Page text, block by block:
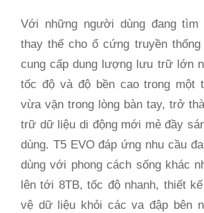
Với những người dùng đang tìm
thay thế cho ổ cứng truyền
cung cấp dung lượng lưu trữ lớn
tốc độ và độ bền cao trong một
vừa vặn trong lòng bàn tay, trở
trữ dữ liệu di động mới mẻ đầy
dùng. T5 EVO đáp ứng nhu cầu
dùng với phong cách sống khác
lên tới 8TB, tốc độ nhanh, thiết
vệ dữ liệu khỏi các va đập bên